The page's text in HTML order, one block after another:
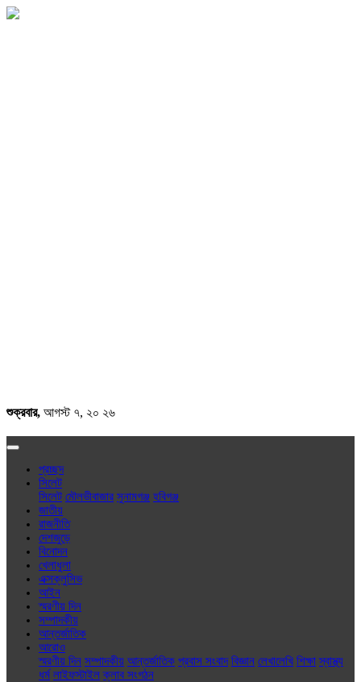
শুক্রবার, আগস্ট ৭, ২০ ২৬
প্রচ্ছদ
সিলেট
সিলেট মৌলভীবাজার সুনামগঞ্জ হবিগঞ্জ
জাতীয়
রাজনীতি
দেশজুড়ে
বিনোদন
খেলাধুলা
এক্সক্লু‌সিভ
আইন
স্মরণীয় দিন
সম্পাদকীয়
আন্তর্জাতিক
আরোও
স্মরণীয় দিন সম্পাদকীয় আন্তর্জাতিক প্রবাস সংবাদ বিজ্ঞান লেখালেখি শিক্ষা স্বাস্থ্য
ধর্ম লাইফস্টাইল ক্লাব সংগঠন